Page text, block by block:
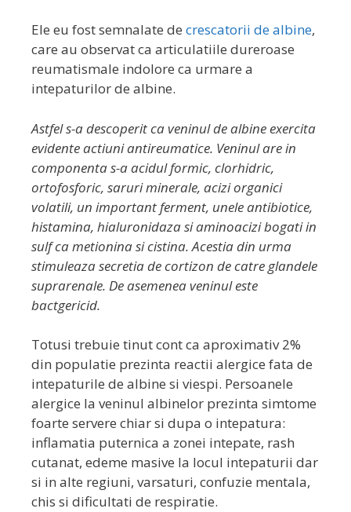
Ele eu fost semnalate de crescatorii de albine,
care au observat ca articulatiile dureroase
reumatismale indolore ca urmare a
intepaturilor de albine.
Astfel s-a descoperit ca veninul de albine exercita
evidente actiuni antireumatice. Veninul are in
componenta s-a acidul formic, clorhidric,
ortofosforic, saruri minerale, acizi organici
volatili, un important ferment, unele antibiotice,
histamina, hialuronidaza si aminoacizi bogati in
sulf ca metionina si cistina. Acestia din urma
stimuleaza secretia de cortizon de catre glandele
suprarenale. De asemenea veninul este
bactgericid.
Totusi trebuie tinut cont ca aproximativ 2%
din populatie prezinta reactii alergice fata de
intepaturile de albine si viespi. Persoanele
alergice la veninul albinelor prezinta simtome
foarte servere chiar si dupa o intepatura:
inflamatia puternica a zonei intepate, rash
cutanat, edeme masive la locul intepaturii dar
si in alte regiuni, varsaturi, confuzie mentala,
chis si dificultati de respiratie.